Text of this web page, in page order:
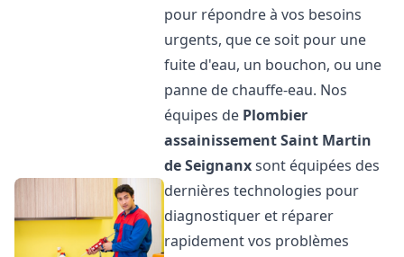
pour répondre à vos besoins
urgents, que ce soit pour une
fuite d'eau, un bouchon, ou une
panne de chauffe-eau. Nos
équipes de Plombier
assainissementSaint Martin
de Seignanxsont équipées des
dernières technologies pour
diagnostiquer et réparer
rapidement vos problèmes